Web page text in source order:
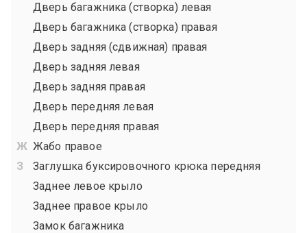
Дверь багажника (створка) левая
Дверь багажника (створка) правая
Дверь задняя (сдвижная) правая
Дверь задняя левая
Дверь задняя правая
Дверь передняя левая
Дверь передняя правая
Жабо правое
Заглушка буксировочного крюка передняя
Заднее левое крыло
Заднее правое крыло
Замок багажника